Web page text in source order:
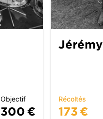
Objectif
300 €
Jérémy
Récoltés
173 €